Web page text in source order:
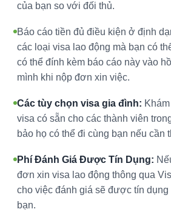
của bạn so với đối thủ.
Báo cáo tiền đủ điều kiện ở định
các loại visa lao động mà bạn có
có thể đính kèm báo cáo này vào
mình khi nộp đơn xin việc.
Các tùy chọn visa gia đình:
visa có sẵn cho các thành viên
bảo họ có thể đi cùng bạn nếu cần
Phí Đánh Giá Được Tín Dụng:
đơn xin visa lao động thông qua
cho việc đánh giá sẽ được tín
bạn.